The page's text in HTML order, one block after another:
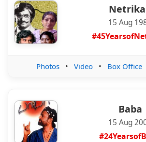
15 Aug
Photos • Video • Box Office
Baba
15 Aug